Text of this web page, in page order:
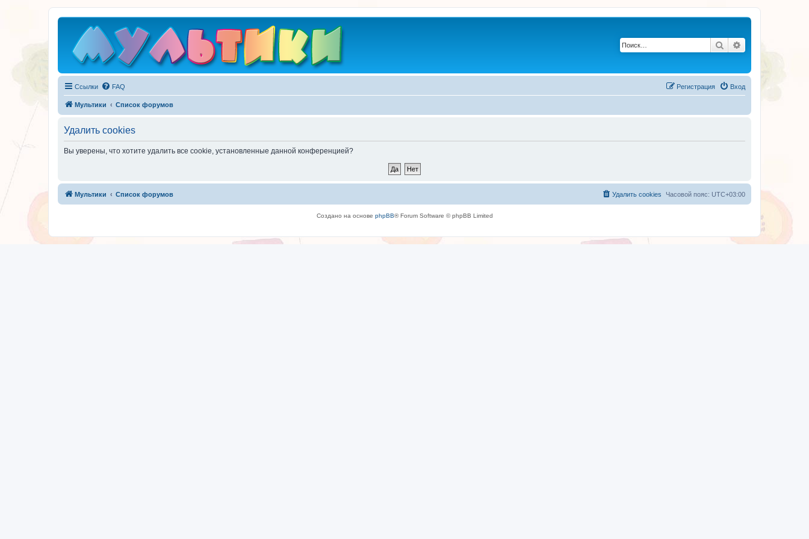
Поиск
Ссылки FAQ Вход
Регистрация
Мультики Список форумов
Удалить cookies
Вы уверены, что хотите удалить все cookie, установленные данной конференцией?
Мультики Список форумов Часовой пояс: UTC+03:00
Удалить cookies
Создано на основе phpBB® Forum Software © phpBB Limited